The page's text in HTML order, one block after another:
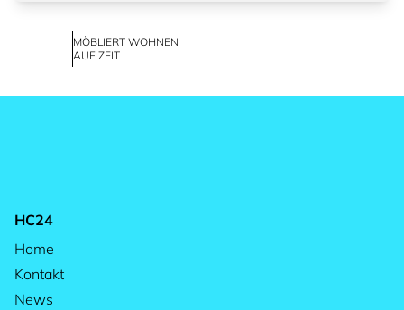
MÖBLIERT WOHNEN
AUF ZEIT
HC24
Home
Kontakt
News